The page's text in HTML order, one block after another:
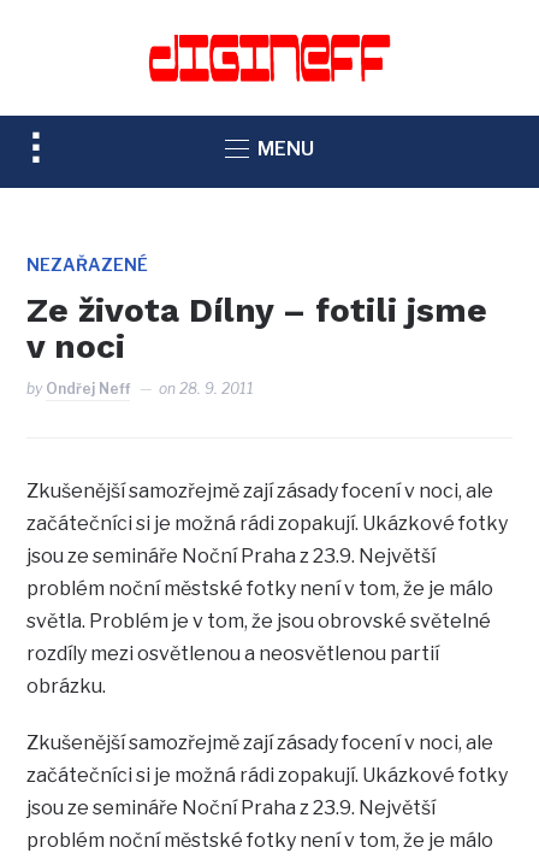
TOGGLE
SIDEBAR
NAVIGATION
MENU
NEZAŘAZENÉ
Ze života Dílny – fotili jsme
v noci
by Ondřej Neff on28. 9. 2011
Zkušenější samozřejmě zají zásady focení v noci, ale
začátečníci si je možná rádi zopakují. Ukázkové fotky
jsou ze semináře Noční Praha z 23.9. Největší
problém noční městské fotky není v tom, že je málo
světla. Problém je v tom, že jsou obrovské světelné
rozdíly mezi osvětlenou a neosvětlenou partií
obrázku.
Zkušenější samozřejmě zají zásady focení v noci, ale
začátečníci si je možná rádi zopakují. Ukázkové fotky
jsou ze semináře Noční Praha z 23.9. Největší
problém noční městské fotky není v tom, že je málo